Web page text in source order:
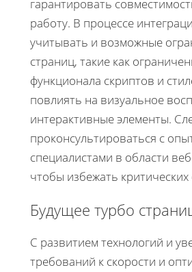
гарантировать
работу. В процессе
учитывать и возможные
страниц, такие как
функционала скриптов и
повлиять на визуальное
интерактивные элементы.
проконсультироваться с
специалистами в области
чтобы избежать
Будущее турбо
С развитием технологий и
требований к скорости и